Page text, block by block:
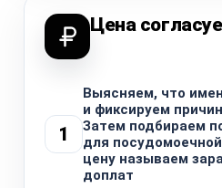
Цена
1
Выясняем, что
и фиксируем
Затем подбираем
для
цену называем
доплат